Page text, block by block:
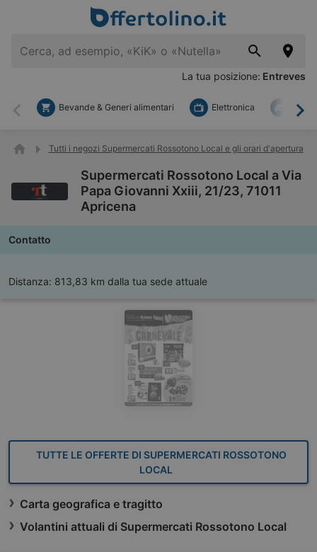
La tua posizione: Entreves
Indietro
Bevande & Generi alimentari Elettronica Fai
Tutti i negozi Supermercati Rossotono Local e gli orari d'apertura
Supermercati Rossotono Local a Via
Papa Giovanni Xxiii, 21/23, 71011
Apricena
Contatto
Distanza: 813,83 km dalla tua sede attuale
TUTTE LE OFFERTE DI SUPERMERCATI ROSSOTONO
LOCAL
Carta geografica e tragitto
Volantini attuali di Supermercati Rossotono Local